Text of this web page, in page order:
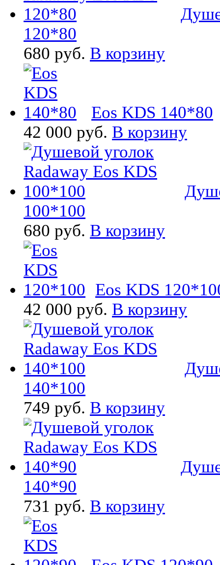
120*80
680 руб. В корзину
Eos KDS 140*80
42 000 руб. В корзину
100*100
680 руб. В корзину
Eos KDS
42 000 руб. В корзину
140*100
749 руб. В корзину
140*90
731 руб. В корзину